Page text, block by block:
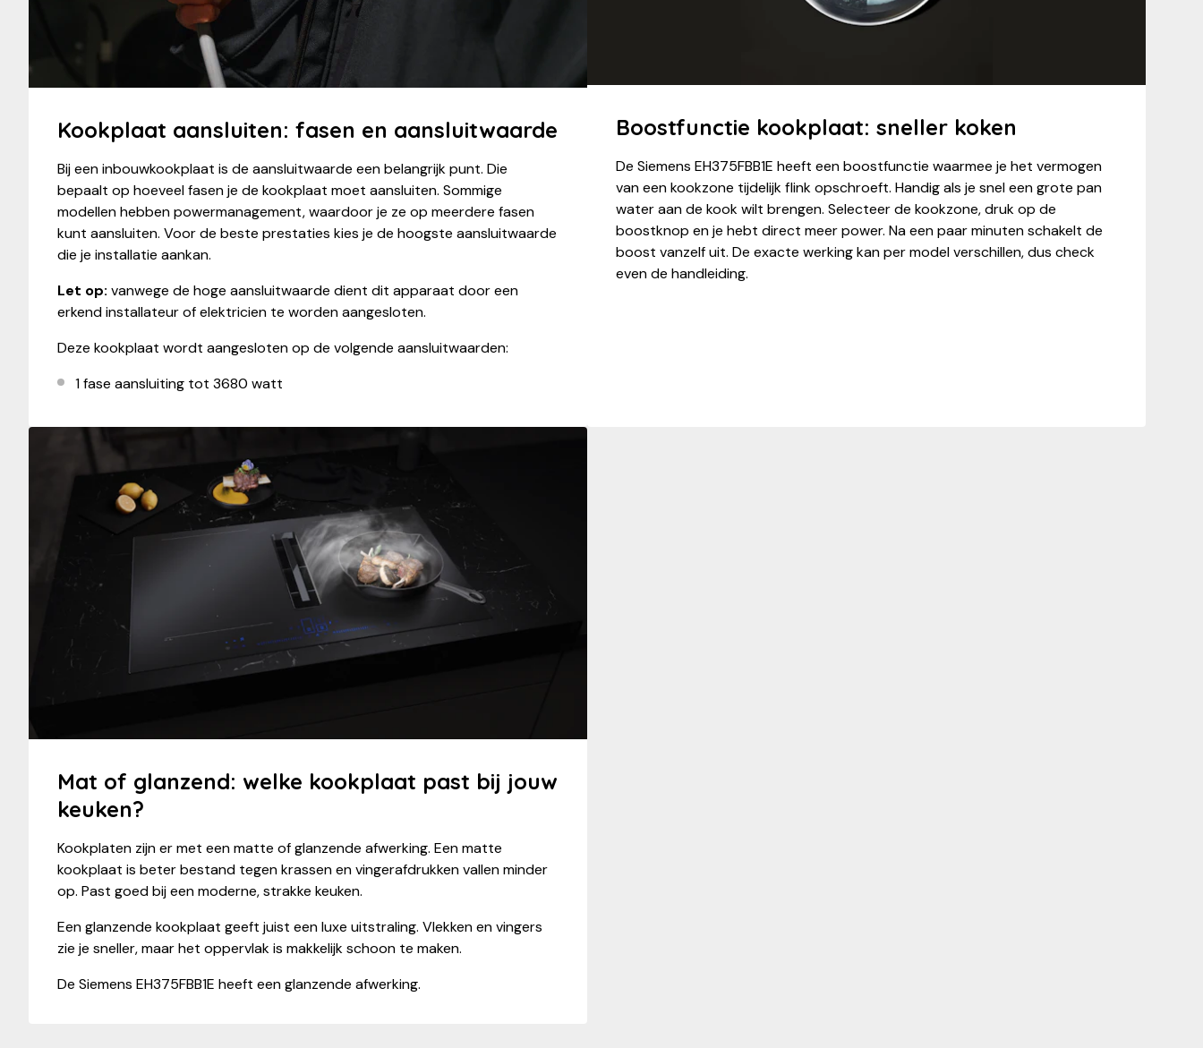
Kookplaat aansluiten: fasen en aansluitwaarde
Bij een inbouwkookplaat is de aansluitwaarde een belangrijk punt. Die
bepaalt op hoeveel fasen je de kookplaat moet aansluiten. Sommige
modellen hebben powermanagement, waardoor je ze op meerdere fasen
kunt aansluiten. Voor de beste prestaties kies je de hoogste aansluitwaarde
die je installatie aankan.
Let op: vanwege de hoge aansluitwaarde dient dit apparaat door een
erkend installateur of elektricien te worden aangesloten.
Deze kookplaat wordt aangesloten op de volgende aansluitwaarden:
1 fase aansluiting tot 3680 watt
Boostfunctie kookplaat: sneller koken
De Siemens EH375FBB1E heeft een boostfunctie waarmee je het vermogen
van een kookzone tijdelijk flink opschroeft. Handig als je snel een grote pan
water aan de kook wilt brengen. Selecteer de kookzone, druk op de
boostknop en je hebt direct meer power. Na een paar minuten schakelt de
boost vanzelf uit. De exacte werking kan per model verschillen, dus check
even de handleiding.
Mat of glanzend: welke kookplaat past bij jouw
keuken?
Kookplaten zijn er met een matte of glanzende afwerking. Een matte
kookplaat is beter bestand tegen krassen en vingerafdrukken vallen minder
op. Past goed bij een moderne, strakke keuken.
Een glanzende kookplaat geeft juist een luxe uitstraling. Vlekken en vingers
zie je sneller, maar het oppervlak is makkelijk schoon te maken.
De Siemens EH375FBB1E heeft een glanzende afwerking.